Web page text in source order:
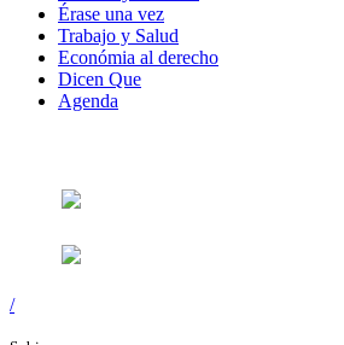
Érase una vez
Trabajo y Salud
Económia al derecho
Dicen Que
Agenda
/